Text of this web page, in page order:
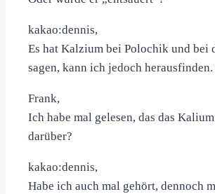
kakao:dennis,
Es hat Kalzium bei Polochik und
sagen, kann ich jedoch
Frank,
Ich habe mal gelesen, das das
darüber?
kakao:dennis,
Habe ich auch mal gehört, dennoch